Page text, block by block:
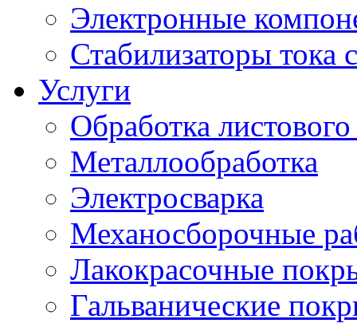
Электронные
Стабилизаторы тока
Услуги
Обработка
Металлообработка
Электросварка
Механосборочные
Лакокрасочные
Гальванические